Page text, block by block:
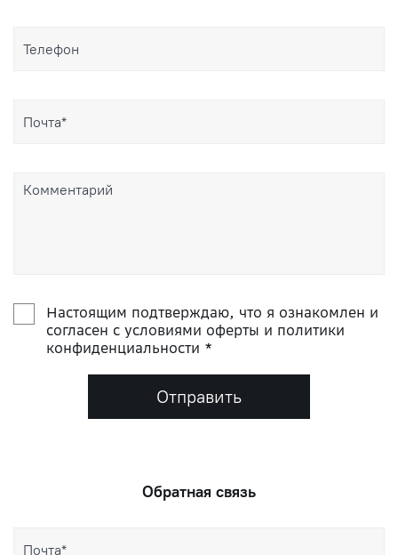
Настоящим подтверждаю, что я ознакомлен и
согласен с условиями оферты и политики
конфиденциальности *
Отправить
Обратная связь